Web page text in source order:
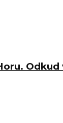
Odkud